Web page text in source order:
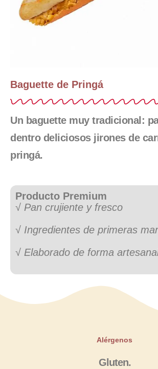
Baguette de Pringá
Un baguette muy tradicional:
dentro deliciosos jirones de
pringá.
Producto Premium
√ Pan crujiente y fresco
√ Ingredientes de primeras
√ Elaborado de forma
Alérgenos
Gluten.